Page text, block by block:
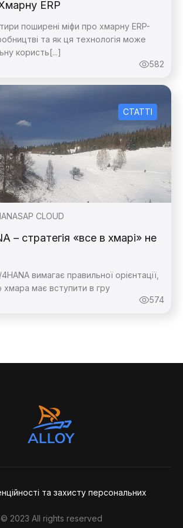
ERP
поширені міфи про хмарну ERP-
та як ця технологія може
користь[...]
582
СТАТТІ
SAP CLOUD
– стратегія «все в хмарі» не
вимагає правильної орієнтації,
має вступити в гру
574
та захисту персональних
© 2023 All rights reserved